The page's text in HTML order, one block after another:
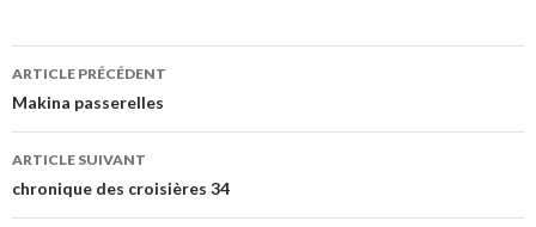
Navigation
des
articles
ARTICLE PRÉCÉDENT
Makina passerelles
ARTICLE SUIVANT
chronique des croisières 34